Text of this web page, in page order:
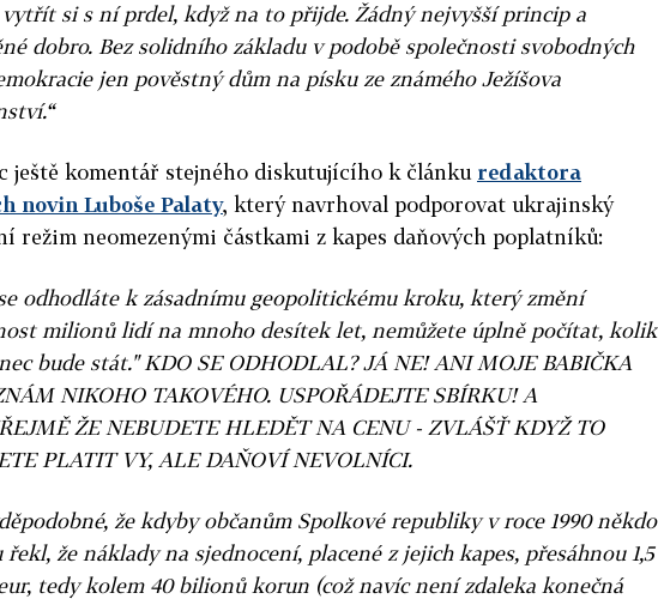
si s ní prdel, když na to přijde. Žádný nejvyšší princip a
dobro. Bez solidního základu v podobě společnosti svobodných
jen pověstný dům na písku ze známého Ježíšova
ještě komentář stejného diskutujícího k článku redaktora
novin Luboše Palaty, který navrhoval podporovat ukrajinský
režim neomezenými částkami z kapes daňových poplatníků:
odhodláte k zásadnímu geopolitickému kroku, který změní
milionů lidí na mnoho desítek let, nemůžete úplně počítat, kolik
bude stát." KDO SE ODHODLAL? JÁ NE! ANI MOJE BABIČKA
NIKOHO TAKOVÉHO. USPOŘÁDEJTE SBÍRKU! A
ŽE NEBUDETE HLEDĚT NA CENU - ZVLÁŠŤ KDYŽ TO
PLATIT VY, ALE DAŇOVÍ NEVOLNÍCI.
že kdyby občanům Spolkové republiky v roce 1990 někdo
řekl, že náklady na sjednocení, placené z jejich kapes, přesáhnou 1,5
tedy kolem 40 bilionů korun (což navíc není zdaleka konečná